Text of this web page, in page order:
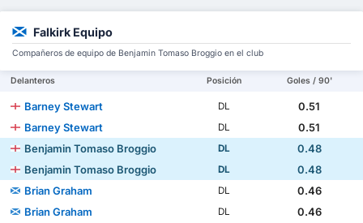
Falkirk Equipo
Compañeros de equipo de Benjamin Tomaso Broggio en el club
Delanteros Posición Goles / 90'
Barney Stewart DL
0.51
Barney Stewart
DL
0.51
Benjamin Tomaso Broggio
DL
0.48
Benjamin Tomaso Broggio
DL
0.48
Brian Graham
DL
0.46
Brian Graham
DL
0.46